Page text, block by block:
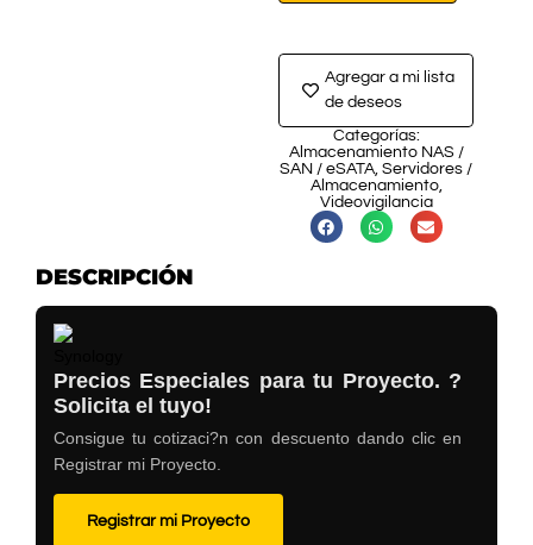
Agregar a mi lista
de deseos
Categorías:
Almacenamiento NAS /
SAN / eSATA, Servidores /
Almacenamiento,
Videovigilancia
DESCRIPCIÓN
Precios Especiales para tu Proyecto. ?
Solicita el tuyo!
Consigue tu cotizaci?n con descuento dando clic en
Registrar mi Proyecto.
Registrar mi Proyecto